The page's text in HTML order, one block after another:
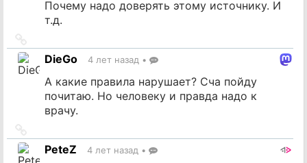
Почему надо доверять этому источнику. И
т.д.
на
источник
DieGo 4 лет назад •
А какие правила нарушает? Сча пойду
почитаю. Но человеку и правда надо к
врачу.
на
источник
PeteZ 4 лет назад •